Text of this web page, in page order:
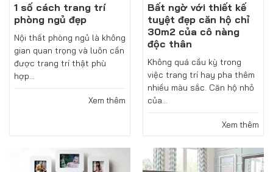
1 số cách trang trí
phòng ngủ đẹp
Nội thất phòng ngủ là không
gian quan trọng và luôn cần
được trang trí thật phù
hợp...
Xem thêm
Bất ngờ với thiết kế
tuyệt đẹp căn hộ chỉ
30m2 của cô nàng
độc thân
Không quá cầu kỳ trong
việc trang trí hay pha thêm
nhiều màu sắc. Căn hộ nhỏ
của...
Xem thêm